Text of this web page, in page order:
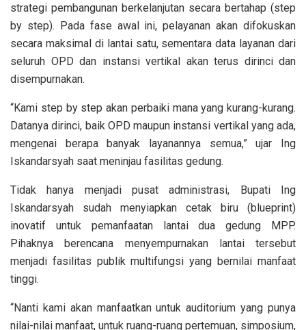
strategi pembangunan berkelanjutan secara bertahap (step
by step). Pada fase awal ini, pelayanan akan difokuskan
secara maksimal di lantai satu, sementara data layanan dari
seluruh OPD dan instansi vertikal akan terus dirinci dan
disempurnakan.
“Kami step by step akan perbaiki mana yang kurang-kurang.
Datanya dirinci, baik OPD maupun instansi vertikal yang ada,
mengenai berapa banyak layanannya semua,” ujar Ing
Iskandarsyah saat meninjau fasilitas gedung.
Tidak hanya menjadi pusat administrasi, Bupati Ing
Iskandarsyah sudah menyiapkan cetak biru (blueprint)
inovatif untuk pemanfaatan lantai dua gedung MPP.
Pihaknya berencana menyempurnakan lantai tersebut
menjadi fasilitas publik multifungsi yang bernilai manfaat
tinggi.
“Nanti kami akan manfaatkan untuk auditorium yang punya
nilai-nilai manfaat, untuk ruang-ruang pertemuan, simposium,